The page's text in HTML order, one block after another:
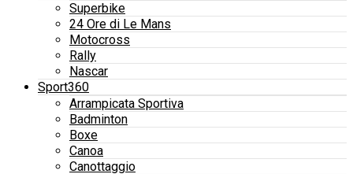
Superbike
24 Ore di Le Mans
Motocross
Rally
Nascar
Sport360
Arrampicata Sportiva
Badminton
Boxe
Canoa
Canottaggio